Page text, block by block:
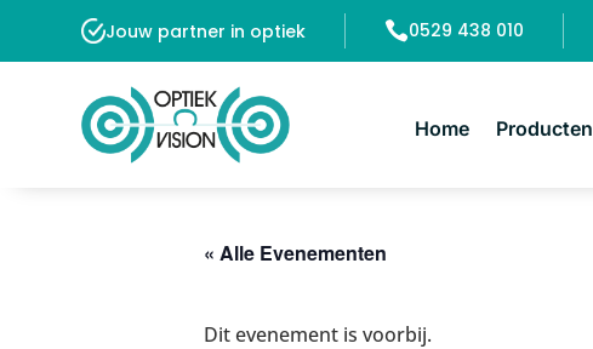
Jouw partner in optiek 0529 438 010
Home Producten
« Alle Evenementen
Dit evenement is voorbij.